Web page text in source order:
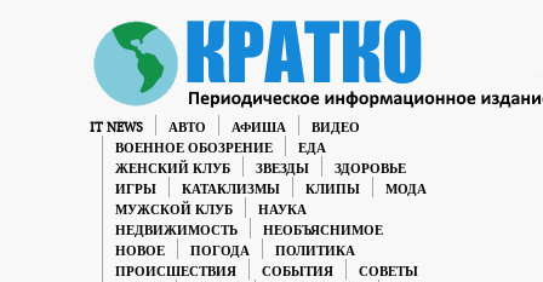
IT NEWS АВТО АФИША
ВИДЕО
ВОЕННОЕ ОБОЗРЕНИЕ
ЕДА
ЖЕНСКИЙ КЛУБ
ЗВЕЗДЫ
ЗДОРОВЬЕ
ИГРЫ
КАТАКЛИЗМЫ КЛИПЫ
МОДА
МУЖСКОЙ КЛУБ
НАУКА
НЕДВИЖИМОСТЬ
НЕОБЪЯСНИМОЕ
НОВОЕ
ПОГОДА
ПОЛИТИКА
ПРОИСШЕСТВИЯ
СОБЫТИЯ
СОВЕТЫ